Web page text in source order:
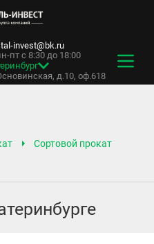
invest@bk.ru
пт с 8:30 до 18:00
д.10, оф.618
Сортовой прокат